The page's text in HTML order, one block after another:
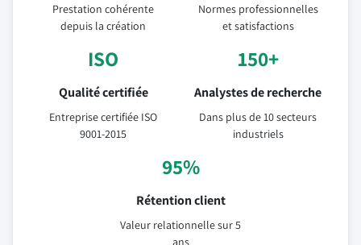
Prestation cohérente
depuis la création
Normes professionnelles
et satisfactions
ISO
Qualité certifiée
Entreprise certifiée ISO
9001-2015
150+
Analystes de recherche
Dans plus de 10 secteurs
industriels
95%
Rétention client
Valeur relationnelle sur 5
ans